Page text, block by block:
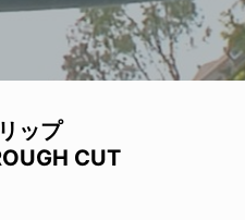
ップ
CUT